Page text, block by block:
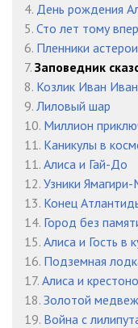
4. День рождения
5. Сто лет тому
6. Пленники
7. Заповедник
8. Козлик Иван
9. Лиловый шар
10. Миллион
11. Каникулы в
11. Алиса и Гай-До
12. Узники
13. Конец
14. Город без
15. Алиса и Гость в
16. Подземная
17. Алиса и
18. Золотой
19. Война с